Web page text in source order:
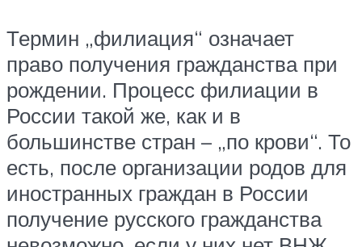
Термин „филиация“ означает
право получения гражданства при
рождении. Процесс филиации в
России такой же, как и в
большинстве стран – „по крови“. То
есть, после организации родов для
иностранных граждан в России
получение русского гражданства